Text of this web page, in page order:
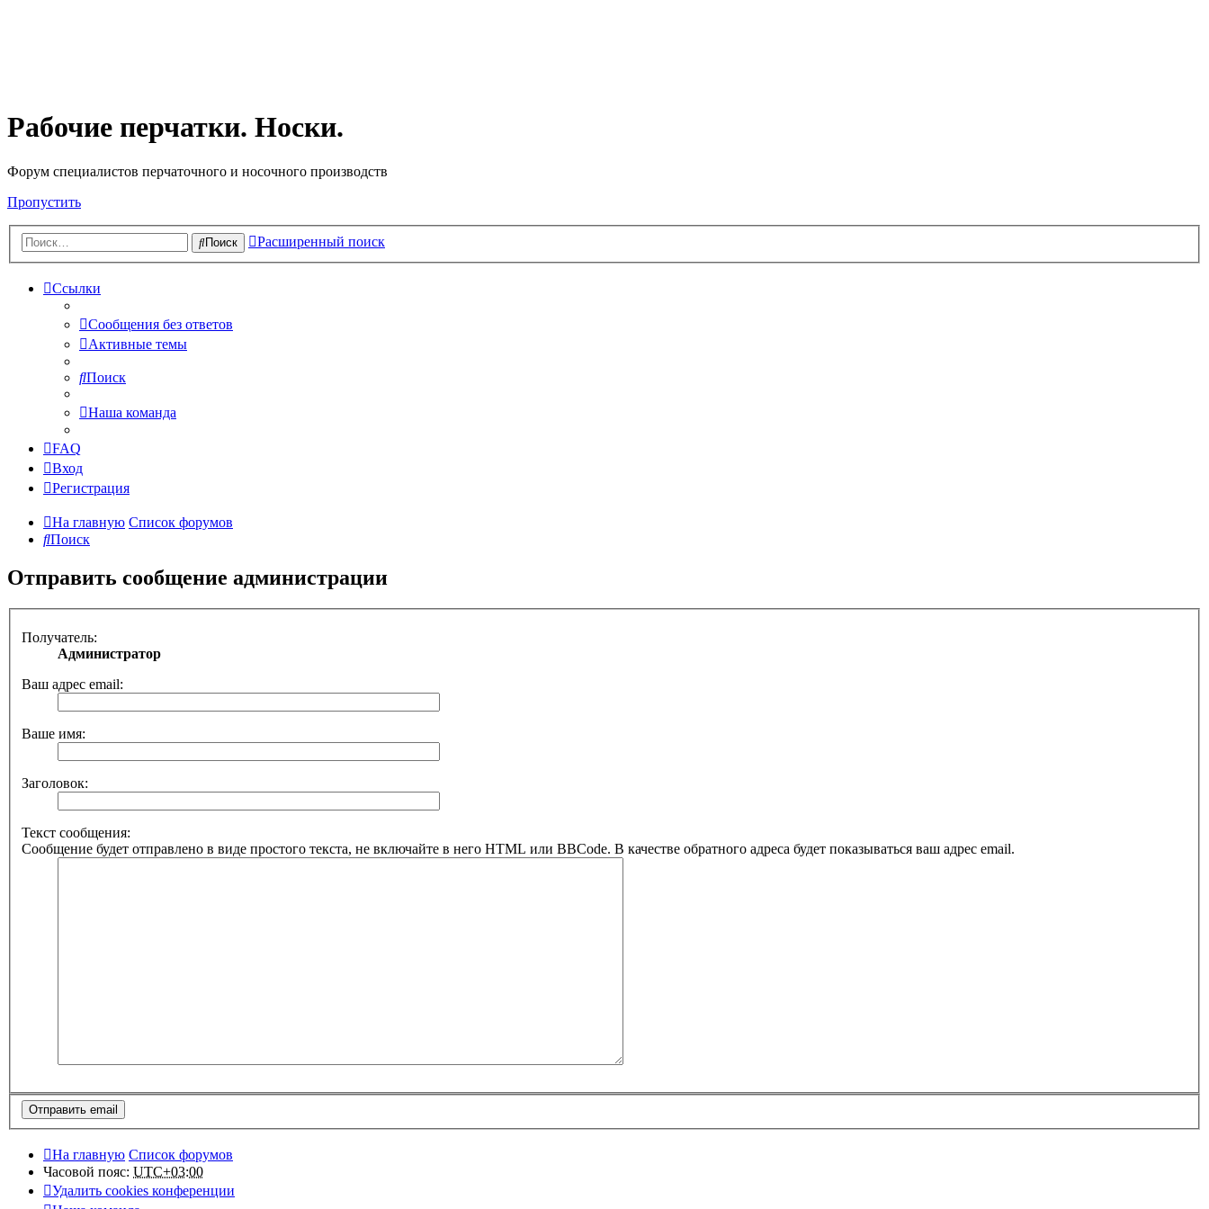
Рабочие перчатки. Носки.
Форум специалистов перчаточного и носочного производств
Пропустить
Поиск Расширенный поиск
Ссылки
Сообщения без ответов
Активные темы
Поиск
Наша команда
FAQ
Вход
Регистрация
На главную Список форумов
Поиск
Отправить сообщение администрации
Получатель:
Администратор
Ваш адрес email:
Ваше имя:
Заголовок:
Текст сообщения:
Сообщение будет отправлено в виде простого текста, не включайте в него HTML или BBCode. В качестве обратного адреса будет показываться ваш адрес email.
На главную Список форумов
Часовой пояс: UTC+03:00
Удалить cookies конференции